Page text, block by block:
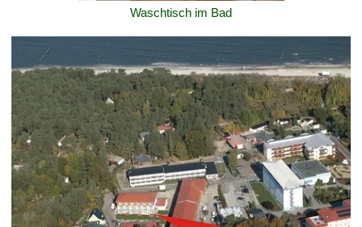
Waschtisch im Bad